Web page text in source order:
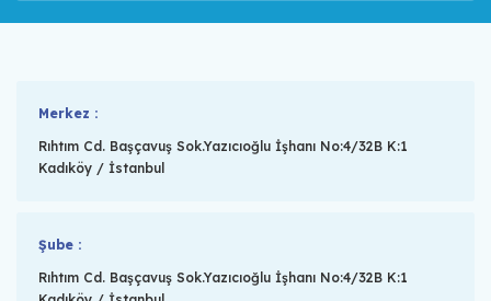
Merkez :
Rıhtım Cd. Başçavuş Sok.Yazıcıoğlu İşhanı No:4/32B K:1
Kadıköy / İstanbul
Şube :
Rıhtım Cd. Başçavuş Sok.Yazıcıoğlu İşhanı No:4/32B K:1